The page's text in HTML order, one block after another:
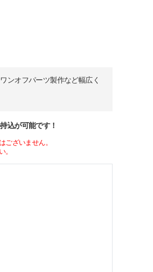
ンオフパーツ製作など幅広く
込が可能です！
ございません。
。